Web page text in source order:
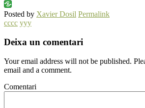
Posted by Xavier Dosil Permalink
cccc yyy
Deixa un comentari
Your email address will not be published.
email and a comment.
Comentari